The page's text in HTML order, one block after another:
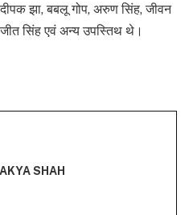
दीपक झा, बबलू गोप, अरुण सिंह, जीवन
सिंह एवं अन्य उपस्तिथ थे।
SHAH